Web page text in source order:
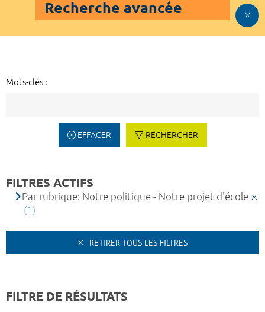
Recherche avancée
Mots-clés :
EFFACER RECHERCHER
FILTRES ACTIFS
Par rubrique: Notre politique - Notre projet d'école
(1)
RETIRER TOUS LES FILTRES
FILTRE DE RÉSULTATS